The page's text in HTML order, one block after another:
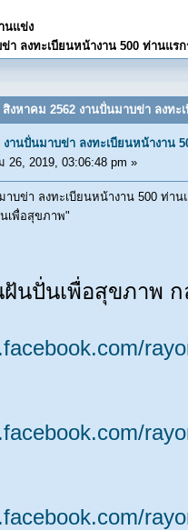
นแข่ง
า ลงทะเบียนหน้างาน 500 ท่านแรก
งหาคม 2562 งานปั่นมาบข่า ลงทะ
านปั่นมาบข่า ลงทะเบียนหน้างาน
26, 2019, 03:06:48 pm »
บข่า ลงทะเบียนหน้างาน 500 ท่าน
เพื่อสุขภาพ"
นปั่นเพื่อสุขภาพ ก